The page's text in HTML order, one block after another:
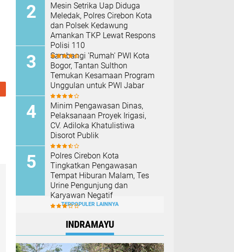
Mesin Setrika Uap Diduga
Meledak, Polres Cirebon Kota
dan Polsek Kedawung
Amankan TKP Lewat Respons
Polisi 110
Sambangi 'Rumah' PWI Kota
Bogor, Tantan Sulthon
Temukan Kesamaan Program
Unggulan untuk PWI Jabar
Minim Pengawasan Dinas,
Pelaksanaan Proyek Irigasi,
CV. Adiloka Khatulistiwa
Disorot Publik
Polres Cirebon Kota
Tingkatkan Pengawasan
Tempat Hiburan Malam, Tes
Urine Pengunjung dan
Karyawan Negatif
TERPOPULER LAINNYA
INDRAMAYU